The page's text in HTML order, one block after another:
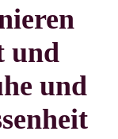
und
und